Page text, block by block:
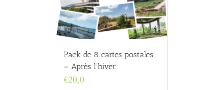
Pack de 8 cartes postales
– Après l’hiver
€20,0